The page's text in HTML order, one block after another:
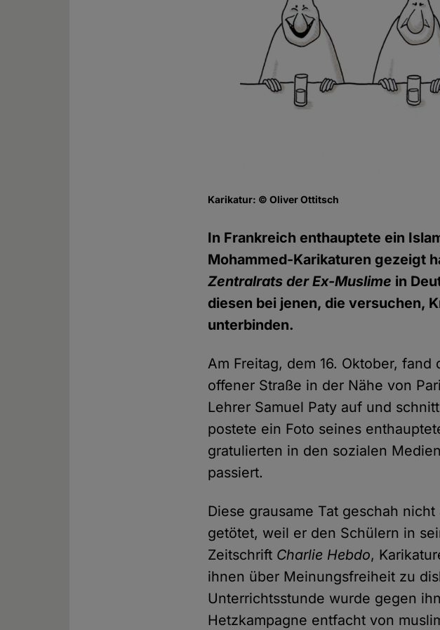
Karikatur: © Oliver Ottitsch
In Frankreich enthauptete ein
Mohammed-Karikaturen gezeigt
Zentralrats der Ex-Muslime in
diesen bei jenen, die versuchen,
unterbinden.
Am Freitag, dem 16. Oktober,
offener Straße in der Nähe von
Lehrer Samuel Paty auf und
postete ein Foto seines
gratulierten in den sozialen
passiert.
Diese grausame Tat geschah
getötet, weil er den Schülern in
Zeitschrift Charlie Hebdo,
ihnen über Meinungsfreiheit zu
Unterrichtsstunde wurde gegen
Hetzkampagne entfacht von